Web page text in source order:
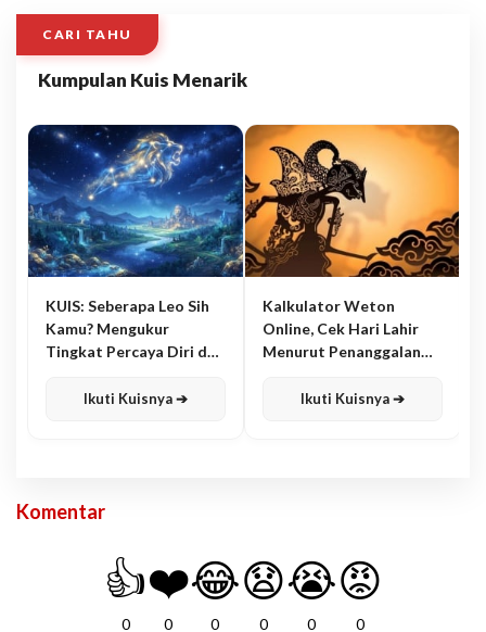
CARI TAHU
Kumpulan Kuis Menarik
KUIS: Seberapa Leo Sih
Kamu? Mengukur
Tingkat Percaya Diri dan
Ikuti Kuisnya ➔
Kalkulator Weton
Online, Cek Hari Lahir
Menurut Penanggalan
Ikuti Kuisnya ➔
Komentar
👍
0
❤️
0
😂
0
😧
0
😭
0
😡
0